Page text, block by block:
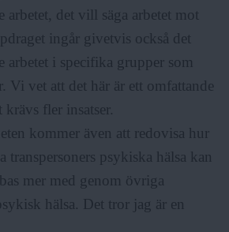
arbetet, det vill säga arbetet mot
ingår givetvis också det
arbetet i specifika grupper som
Vi vet att det här är ett omfattande
fler insatser.
kommer även att redovisa hur
transpersoners psykiska hälsa kan
mer med genom övriga
hälsa. Det tror jag är en